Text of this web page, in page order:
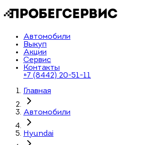
Автомобили
Выкуп
Акции
Сервис
Контакты
+7 (8442) 20-51-11
Главная
Автомобили
Hyundai